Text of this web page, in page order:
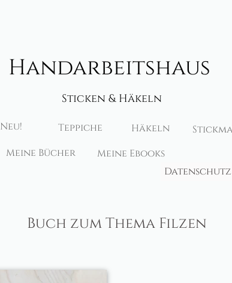
Handarbeitshaus
Sticken & Häkeln
Neu! Teppiche Häkeln
Meine Bücher
Meine Ebooks
Datenschutz
Buch zum Thema Filzen